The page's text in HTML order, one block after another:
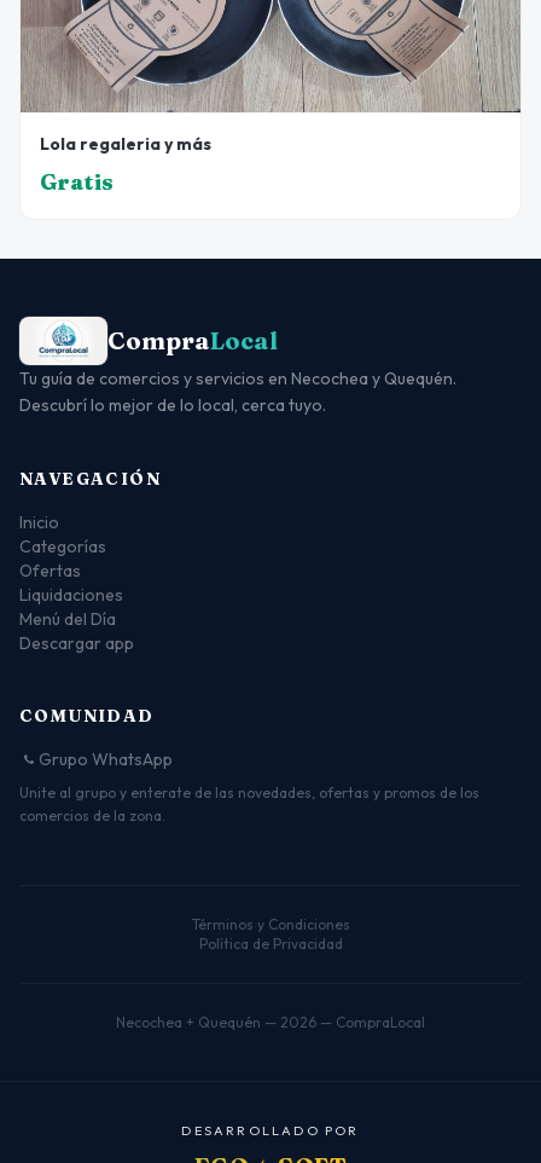
Lola regaleria y más
Gratis
CompraLocal
Tu guía de comercios y servicios en Necochea y Quequén.
Descubrí lo mejor de lo local, cerca tuyo.
NAVEGACIÓN
Inicio
Categorías
Ofertas
Liquidaciones
Menú del Día
Descargar app
COMUNIDAD
Grupo WhatsApp
Unite al grupo y enterate de las novedades, ofertas y promos de los
comercios de la zona.
Términos y Condiciones
Política de Privacidad
Necochea + Quequén — 2026 — CompraLocal
D ESA R R O L LA D O P O R